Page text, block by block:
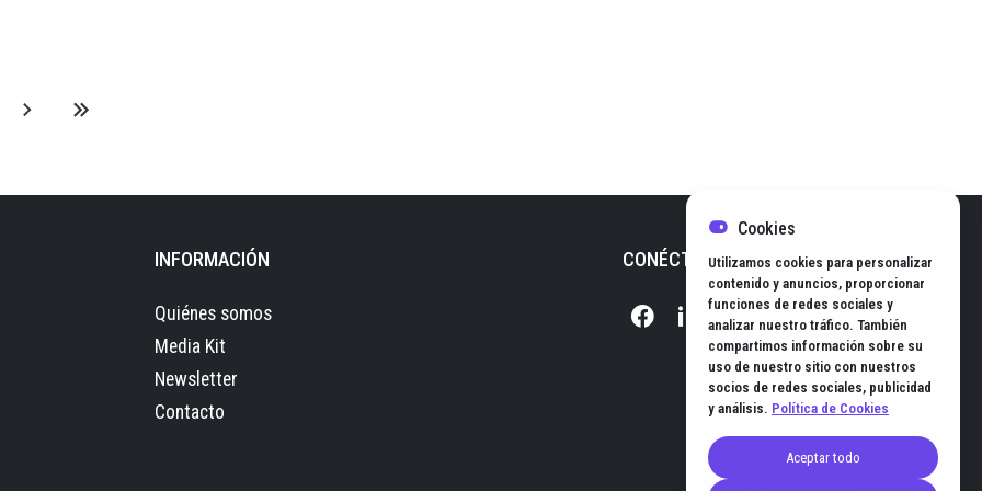
INFORMACIÓN
Quiénes somos
Media Kit
Newsletter
Contacto
CONÉCTATE CON NOSOTROS
Cookies
Utilizamos cookies para personalizar
contenido y anuncios, proporcionar
funciones de redes sociales y
analizar nuestro tráfico. También
compartimos información sobre su
uso de nuestro sitio con nuestros
socios de redes sociales, publicidad
y análisis. Política de Cookies
Aceptar todo